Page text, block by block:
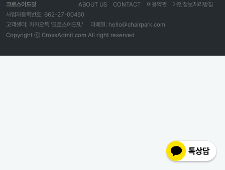
크로스어드밋 개인정보처리방침
이용약관
CONTACT
ABOUT US
사업자등록번호: 662-27-00450
고객센터: 카카오톡 '크로스어드밋'
이메일: hello@chairpark.com
Copyright ⓒ CrossAdmit.com All right reserved